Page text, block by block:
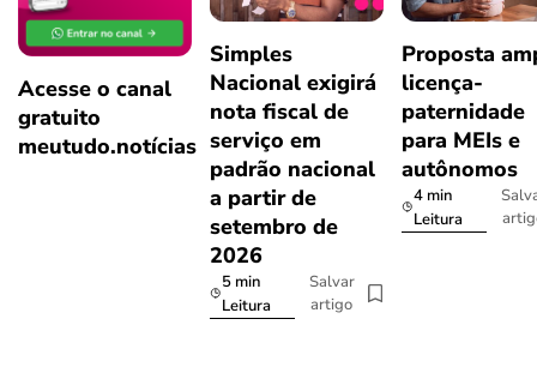
Acesse o canal
gratuito
meutudo.notícias
Simples
Nacional exigirá
nota fiscal de
serviço em
padrão nacional
a partir de
setembro de
2026
5 min
Leitura
Salvar
artigo
Proposta
licença-
paternidade
para MEIs e
autônomos
4 min
Leitura